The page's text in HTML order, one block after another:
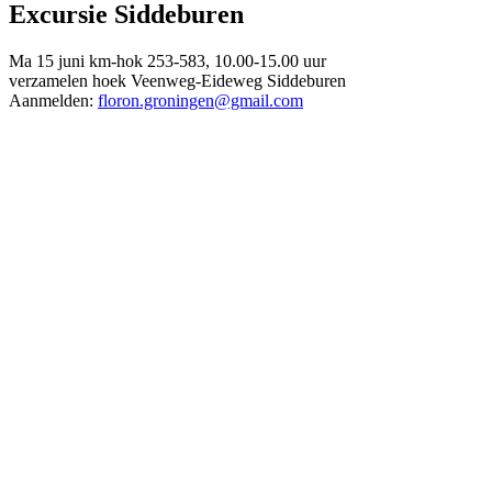
Excursie Siddeburen
Ma 15 juni km-hok 253-583, 10.00-15.00 uur
verzamelen hoek Veenweg-Eideweg Siddeburen
Aanmelden: floron.groningen@gmail.com